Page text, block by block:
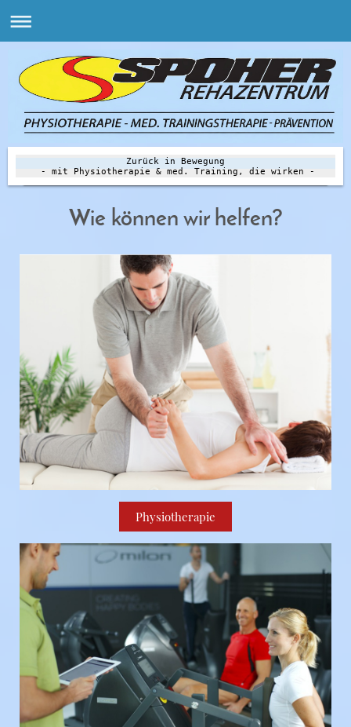
Zurück in Bewegung
- mit Physiotherapie & med. Training, die wirken -
Wie können wir helfen?
Physiotherapie